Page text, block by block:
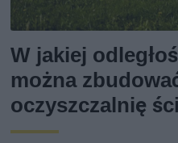
W jakiej
można
oczyszczalnię